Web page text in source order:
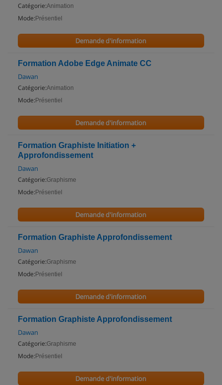
Catégorie:Animation
Mode: Présentiel
Demande d'information
Formation Adobe Edge Animate CC
Dawan
Catégorie:Animation
Mode: Présentiel
Demande d'information
Formation Graphiste Initiation +
Approfondissement
Dawan
Catégorie:Graphisme
Mode: Présentiel
Demande d'information
Formation Graphiste Approfondissement
Dawan
Catégorie:Graphisme
Mode: Présentiel
Demande d'information
Formation Graphiste Approfondissement
Dawan
Catégorie:Graphisme
Mode: Présentiel
Demande d'information